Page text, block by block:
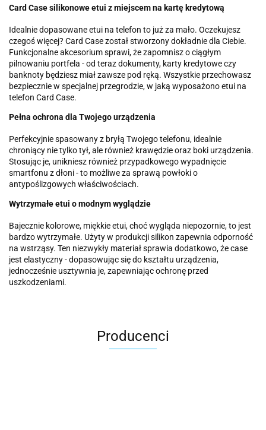
Card Case silikonowe etui z miejscem na kartę kredytową
Idealnie dopasowane etui na telefon to już za mało. Oczekujesz
czegoś więcej? Card Case został stworzony dokładnie dla Ciebie.
Funkcjonalne akcesorium sprawi, że zapomnisz o ciągłym
pilnowaniu portfela - od teraz dokumenty, karty kredytowe czy
banknoty będziesz miał zawsze pod ręką. Wszystkie przechowasz
bezpiecznie w specjalnej przegrodzie, w jaką wyposażono etui na
telefon Card Case.
Pełna ochrona dla Twojego urządzenia
Perfekcyjnie spasowany z bryłą Twojego telefonu, idealnie
chroniący nie tylko tył, ale również krawędzie oraz boki urządzenia.
Stosując je, unikniesz również przypadkowego wypadnięcie
smartfonu z dłoni - to możliwe za sprawą powłoki o
antypoślizgowych właściwościach.
Wytrzymałe etui o modnym wyglądzie
Bajecznie kolorowe, miękkie etui, choć wygląda niepozornie, to jest
bardzo wytrzymałe. Użyty w produkcji silikon zapewnia odporność
na wstrząsy. Ten niezwykły materiał sprawia dodatkowo, że case
jest elastyczny - dopasowując się do kształtu urządzenia,
jednocześnie usztywnia je, zapewniając ochronę przed
uszkodzeniami.
Producenci